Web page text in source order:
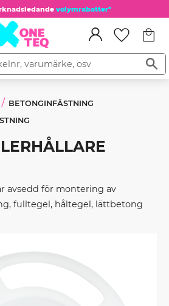
volymrabatter*
BETONGINFÄSTNING
avsedd för montering av
fulltegel, håltegel, lättbetong